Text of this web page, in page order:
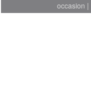
occasion |